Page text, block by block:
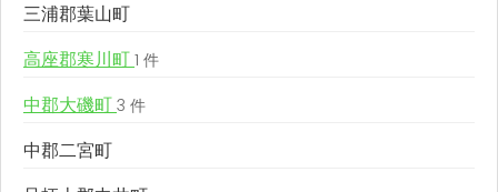
三浦郡葉山町
高座郡寒川町 1 件
中郡大磯町 3 件
中郡二宮町